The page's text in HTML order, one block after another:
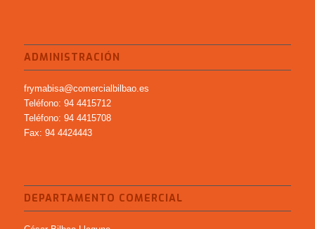
ADMINISTRACIÓN
frymabisa@comercialbilbao.es
Teléfono: 94 4415712
Teléfono: 94 4415708
Fax: 94 4424443
DEPARTAMENTO COMERCIAL